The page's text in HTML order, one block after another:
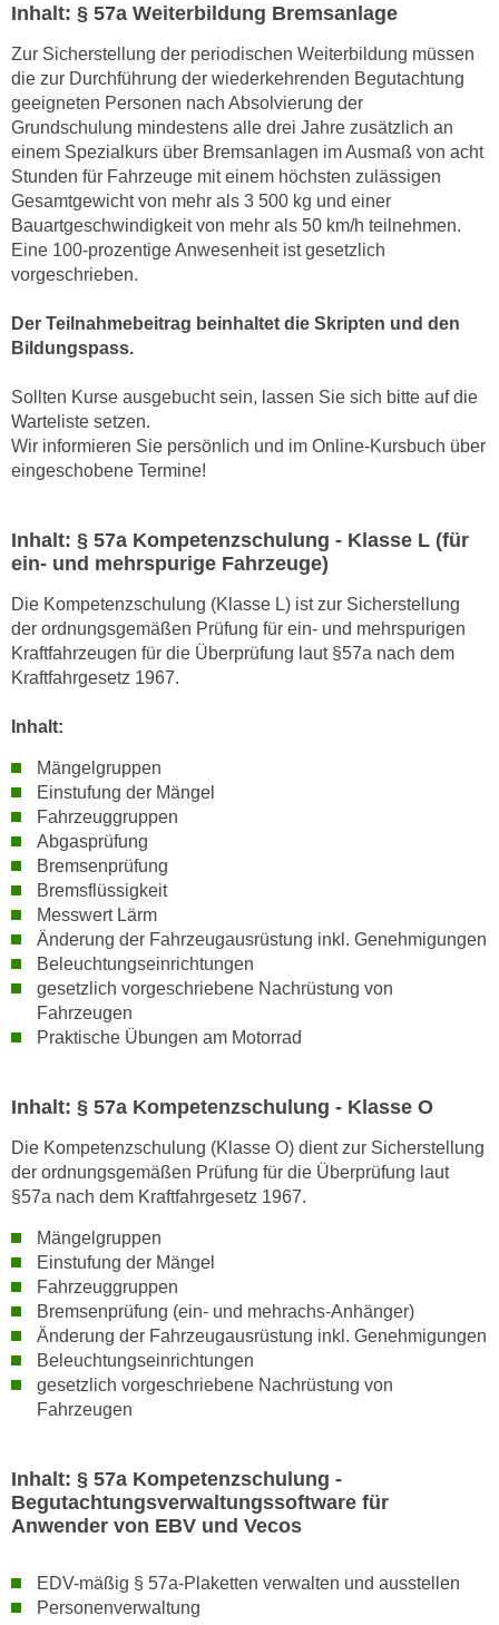
Inhalt: § 57a Weiterbildung Bremsanlage
Zur Sicherstellung der periodischen Weiterbildung müssen
die zur Durchführung der wiederkehrenden Begutachtung
geeigneten Personen nach Absolvierung der
Grundschulung mindestens alle drei Jahre zusätzlich an
einem Spezialkurs über Bremsanlagen im Ausmaß von acht
Stunden für Fahrzeuge mit einem höchsten zulässigen
Gesamtgewicht von mehr als 3 500 kg und einer
Bauartgeschwindigkeit von mehr als 50 km/h teilnehmen.
Eine 100-prozentige Anwesenheit ist gesetzlich
vorgeschrieben.
Der Teilnahmebeitrag beinhaltet die Skripten und den
Bildungspass.
Sollten Kurse ausgebucht sein, lassen Sie sich bitte auf die
Warteliste setzen.
Wir informieren Sie persönlich und im Online-Kursbuch über
eingeschobene Termine!
Inhalt: § 57a Kompetenzschulung - Klasse L (für
ein- und mehrspurige Fahrzeuge)
Die Kompetenzschulung (Klasse L) ist zur Sicherstellung
der ordnungsgemäßen Prüfung für ein- und mehrspurigen
Kraftfahrzeugen für die Überprüfung laut §57a nach dem
Kraftfahrgesetz 1967.
Inhalt:
Mängelgruppen
Einstufung der Mängel
Fahrzeuggruppen
Abgasprüfung
Bremsenprüfung
Bremsflüssigkeit
Messwert Lärm
Änderung der Fahrzeugausrüstung inkl. Genehmigungen
Beleuchtungseinrichtungen
gesetzlich vorgeschriebene Nachrüstung von
Fahrzeugen
Praktische Übungen am Motorrad
Inhalt: § 57a Kompetenzschulung - Klasse O
Die Kompetenzschulung (Klasse O) dient zur Sicherstellung
der ordnungsgemäßen Prüfung für die Überprüfung laut
§57a nach dem Kraftfahrgesetz 1967.
Mängelgruppen
Einstufung der Mängel
Fahrzeuggruppen
Bremsenprüfung (ein- und mehrachs-Anhänger)
Änderung der Fahrzeugausrüstung inkl. Genehmigungen
Beleuchtungseinrichtungen
gesetzlich vorgeschriebene Nachrüstung von
Fahrzeugen
Inhalt: § 57a Kompetenzschulung -
Begutachtungsverwaltungssoftware für
Anwender von EBV und Vecos
EDV-mäßig § 57a-Plaketten verwalten und ausstellen
Personenverwaltung
r
k
e
t
i
n
g
z
w
e
c
k
e
n
d
O
p
e
r
u
n
z
w
e
c
k
e
e
s
t
.
D
a
z
v
r
a
r
b
e
n
i
e
m
d
e
m
E
U
-
D
t
e
s
c
h
z
r
e
c
h
n
g
e
m
e
s
s
e
n
e
n
u
z
n
v
e
a
u
u
i
e
e
n